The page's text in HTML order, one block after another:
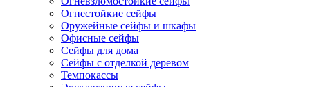
Огнестойкие сейфы
Оружейные сейфы и шкафы
Офисные сейфы
Сейфы для дома
Сейфы с отделкой деревом
Темпокассы